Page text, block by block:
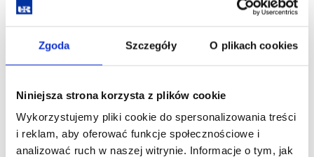
Zgoda Szczegóły O plikach cookies
Niniejsza strona korzysta z plików cookie
Wykorzystujemy pliki cookie do spersonalizowania treści
i reklam, aby oferować funkcje społecznościowe i
analizować ruch w naszej witrynie. Informacje o tym, jak
ORKIESTRA SYMFONICZNA FILHARMONII PODKARPACKIEJ
DAVID GIMÉNEZ – dyrygent
W programie: